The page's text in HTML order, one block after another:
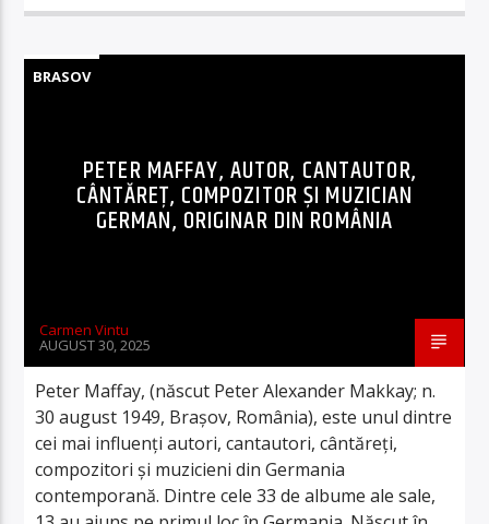
BRASOV
PETER MAFFAY, AUTOR, CANTAUTOR,
CÂNTĂREȚ, COMPOZITOR ȘI MUZICIAN
GERMAN, ORIGINAR DIN ROMÂNIA
Carmen Vintu
AUGUST 30, 2025
Peter Maffay, (născut Peter Alexander Makkay; n.
30 august 1949, Brașov, România), este unul dintre
cei mai influenți autori, cantautori, cântăreți,
compozitori și muzicieni din Germania
contemporană. Dintre cele 33 de albume ale sale,